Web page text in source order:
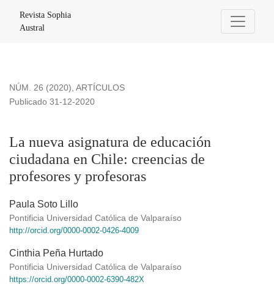
Revista Sophia
Austral
NÚM. 26 (2020), ARTÍCULOS
La nueva asignatura de educación
ciudadana en Chile: creencias de
profesores y profesoras
Publicado 31-12-2020
Paula Soto Lillo
Pontificia Universidad Católica de Valparaíso
http://orcid.org/0000-0002-0426-4009
Cinthia Peña Hurtado
Pontificia Universidad Católica de Valparaíso
https://orcid.org/0000-0002-6390-482X